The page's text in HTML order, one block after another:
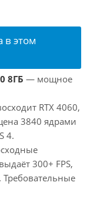
в этом
8ГБ — мощное
RTX 4060,
3840 ядрами
4.
300+ FPS,